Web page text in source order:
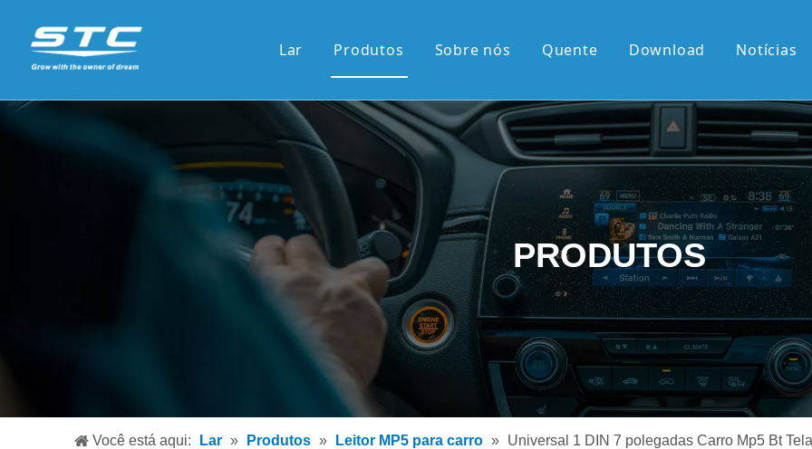
Lar Produtos
13.1'Série OEM
12.3'Série OEM
Tela de 10,36'2K
Tela vertical de 9,7'
7'painel retrátil Android
9'/10'android
Novas chegadas
Leitor de MP3 para carro
Sobre nós Quente Download Notícias
PRODUTOS
Você está aqui: Lar » Produtos » Leitor MP5 para carro » Universal 1 DIN 7 polegadas Carro Mp5 Bt